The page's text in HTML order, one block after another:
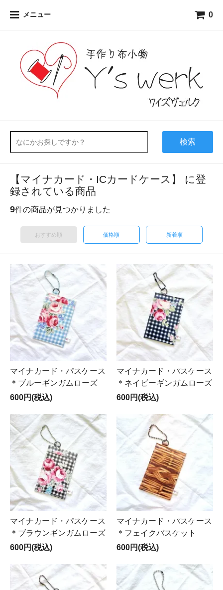
メニュー 0
検索
【マイナカード・ICカードケース】 に登
録されている商品
9件の商品が見つかりました
おすすめ順 価格順 新着順
マイナカード・パスケース
＊ブルーギンガムローズ
600円(税込)
マイナカード・パスケース
＊ネイビーギンガムローズ
600円(税込)
マイナカード・パスケース
＊ブラウンギンガムローズ
600円(税込)
マイナカード・パスケース
＊フェイクバスケット
600円(税込)